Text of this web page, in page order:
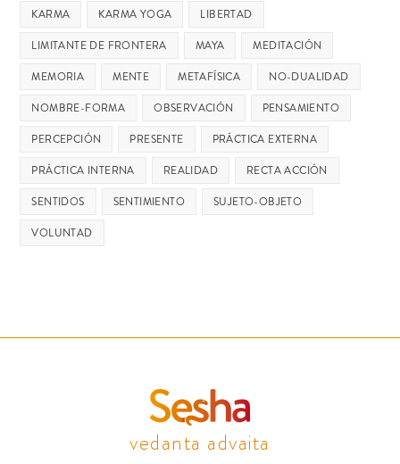
KARMA
KARMA YOGA
LIBERTAD
LIMITANTE DE FRONTERA
MAYA
MEDITACIÓN
MEMORIA
MENTE METAFÍSICA
NO-DUALIDAD
NOMBRE-FORMA
OBSERVACIÓN
PENSAMIENTO
PERCEPCIÓN
PRESENTE
PRÁCTICA EXTERNA
PRÁCTICA INTERNA
REALIDAD
RECTA ACCIÓN
SENTIDOS
SENTIMIENTO
SUJETO-OBJETO
VOLUNTAD
vedanta advaita